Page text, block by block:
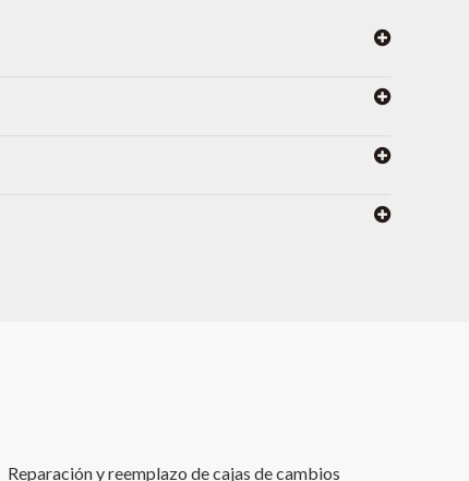
Reparación y reemplazo de cajas de cambios